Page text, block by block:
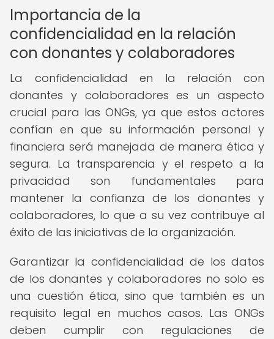
Importancia de la
confidencialidad en la relación
con donantes y colaboradores
La confidencialidad en la relación con
donantes y colaboradores es un aspecto
crucial para las ONGs, ya que estos actores
confían en que su información personal y
financiera será manejada de manera ética y
segura. La transparencia y el respeto a la
privacidad son fundamentales para
mantener la confianza de los donantes y
colaboradores, lo que a su vez contribuye al
éxito de las iniciativas de la organización.
Garantizar la confidencialidad de los datos
de los donantes y colaboradores no solo es
una cuestión ética, sino que también es un
requisito legal en muchos casos. Las ONGs
deben cumplir con regulaciones de